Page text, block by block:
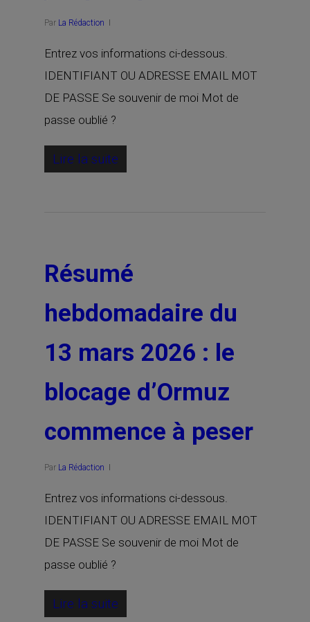
Par La Rédaction
Entrez vos informations ci-dessous.
IDENTIFIANT OU ADRESSE EMAIL MOT
DE PASSE Se souvenir de moi Mot de
passe oublié ?
Lire la suite
Résumé
hebdomadaire du
13 mars 2026 : le
blocage d’Ormuz
commence à peser
Par La Rédaction
Entrez vos informations ci-dessous.
IDENTIFIANT OU ADRESSE EMAIL MOT
DE PASSE Se souvenir de moi Mot de
passe oublié ?
Lire la suite